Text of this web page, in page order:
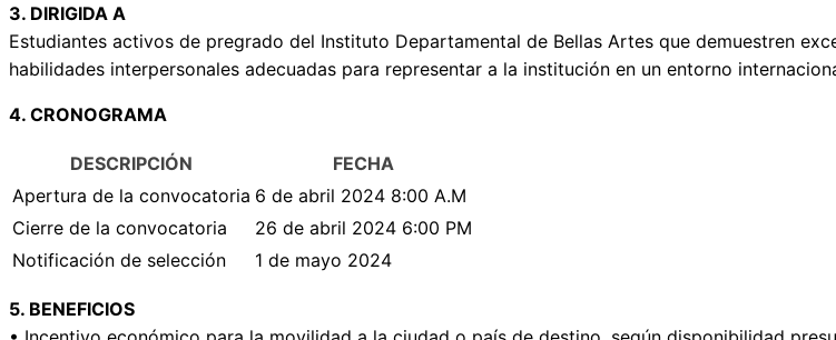
3. DIRIGIDA A
Estudiantes activos de pregrado del Instituto Departamental de Bellas Artes que demuestren
habilidades interpersonales adecuadas para representar a la institución en un entorno
4. CRONOGRAMA
DESCRIPCIÓN
FECHA
Apertura de la convocatoria 6 de abril 2024 8:00 A.M
Cierre de la convocatoria
26 de abril 2024 6:00 PM
Notificación de selección
1 de mayo 2024
5. BENEFICIOS